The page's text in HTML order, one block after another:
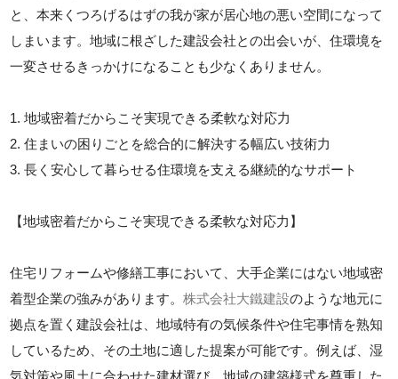
と、本来くつろげるはずの我が家が居心地の悪い空間になって
しまいます。地域に根ざした建設会社との出会いが、住環境を
一変させるきっかけになることも少なくありません。
1. 地域密着だからこそ実現できる柔軟な対応力
2. 住まいの困りごとを総合的に解決する幅広い技術力
3. 長く安心して暮らせる住環境を支える継続的なサポート
【地域密着だからこそ実現できる柔軟な対応力】
住宅リフォームや修繕工事において、大手企業にはない地域密
着型企業の強みがあります。株式会社大鐵建設のような地元に
拠点を置く建設会社は、地域特有の気候条件や住宅事情を熟知
しているため、その土地に適した提案が可能です。例えば、湿
気対策や風土に合わせた建材選び、地域の建築様式を尊重した